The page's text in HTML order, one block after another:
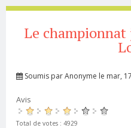
Le
Soumis parAnonyme le mar,
Avis
Total de votes : 4929